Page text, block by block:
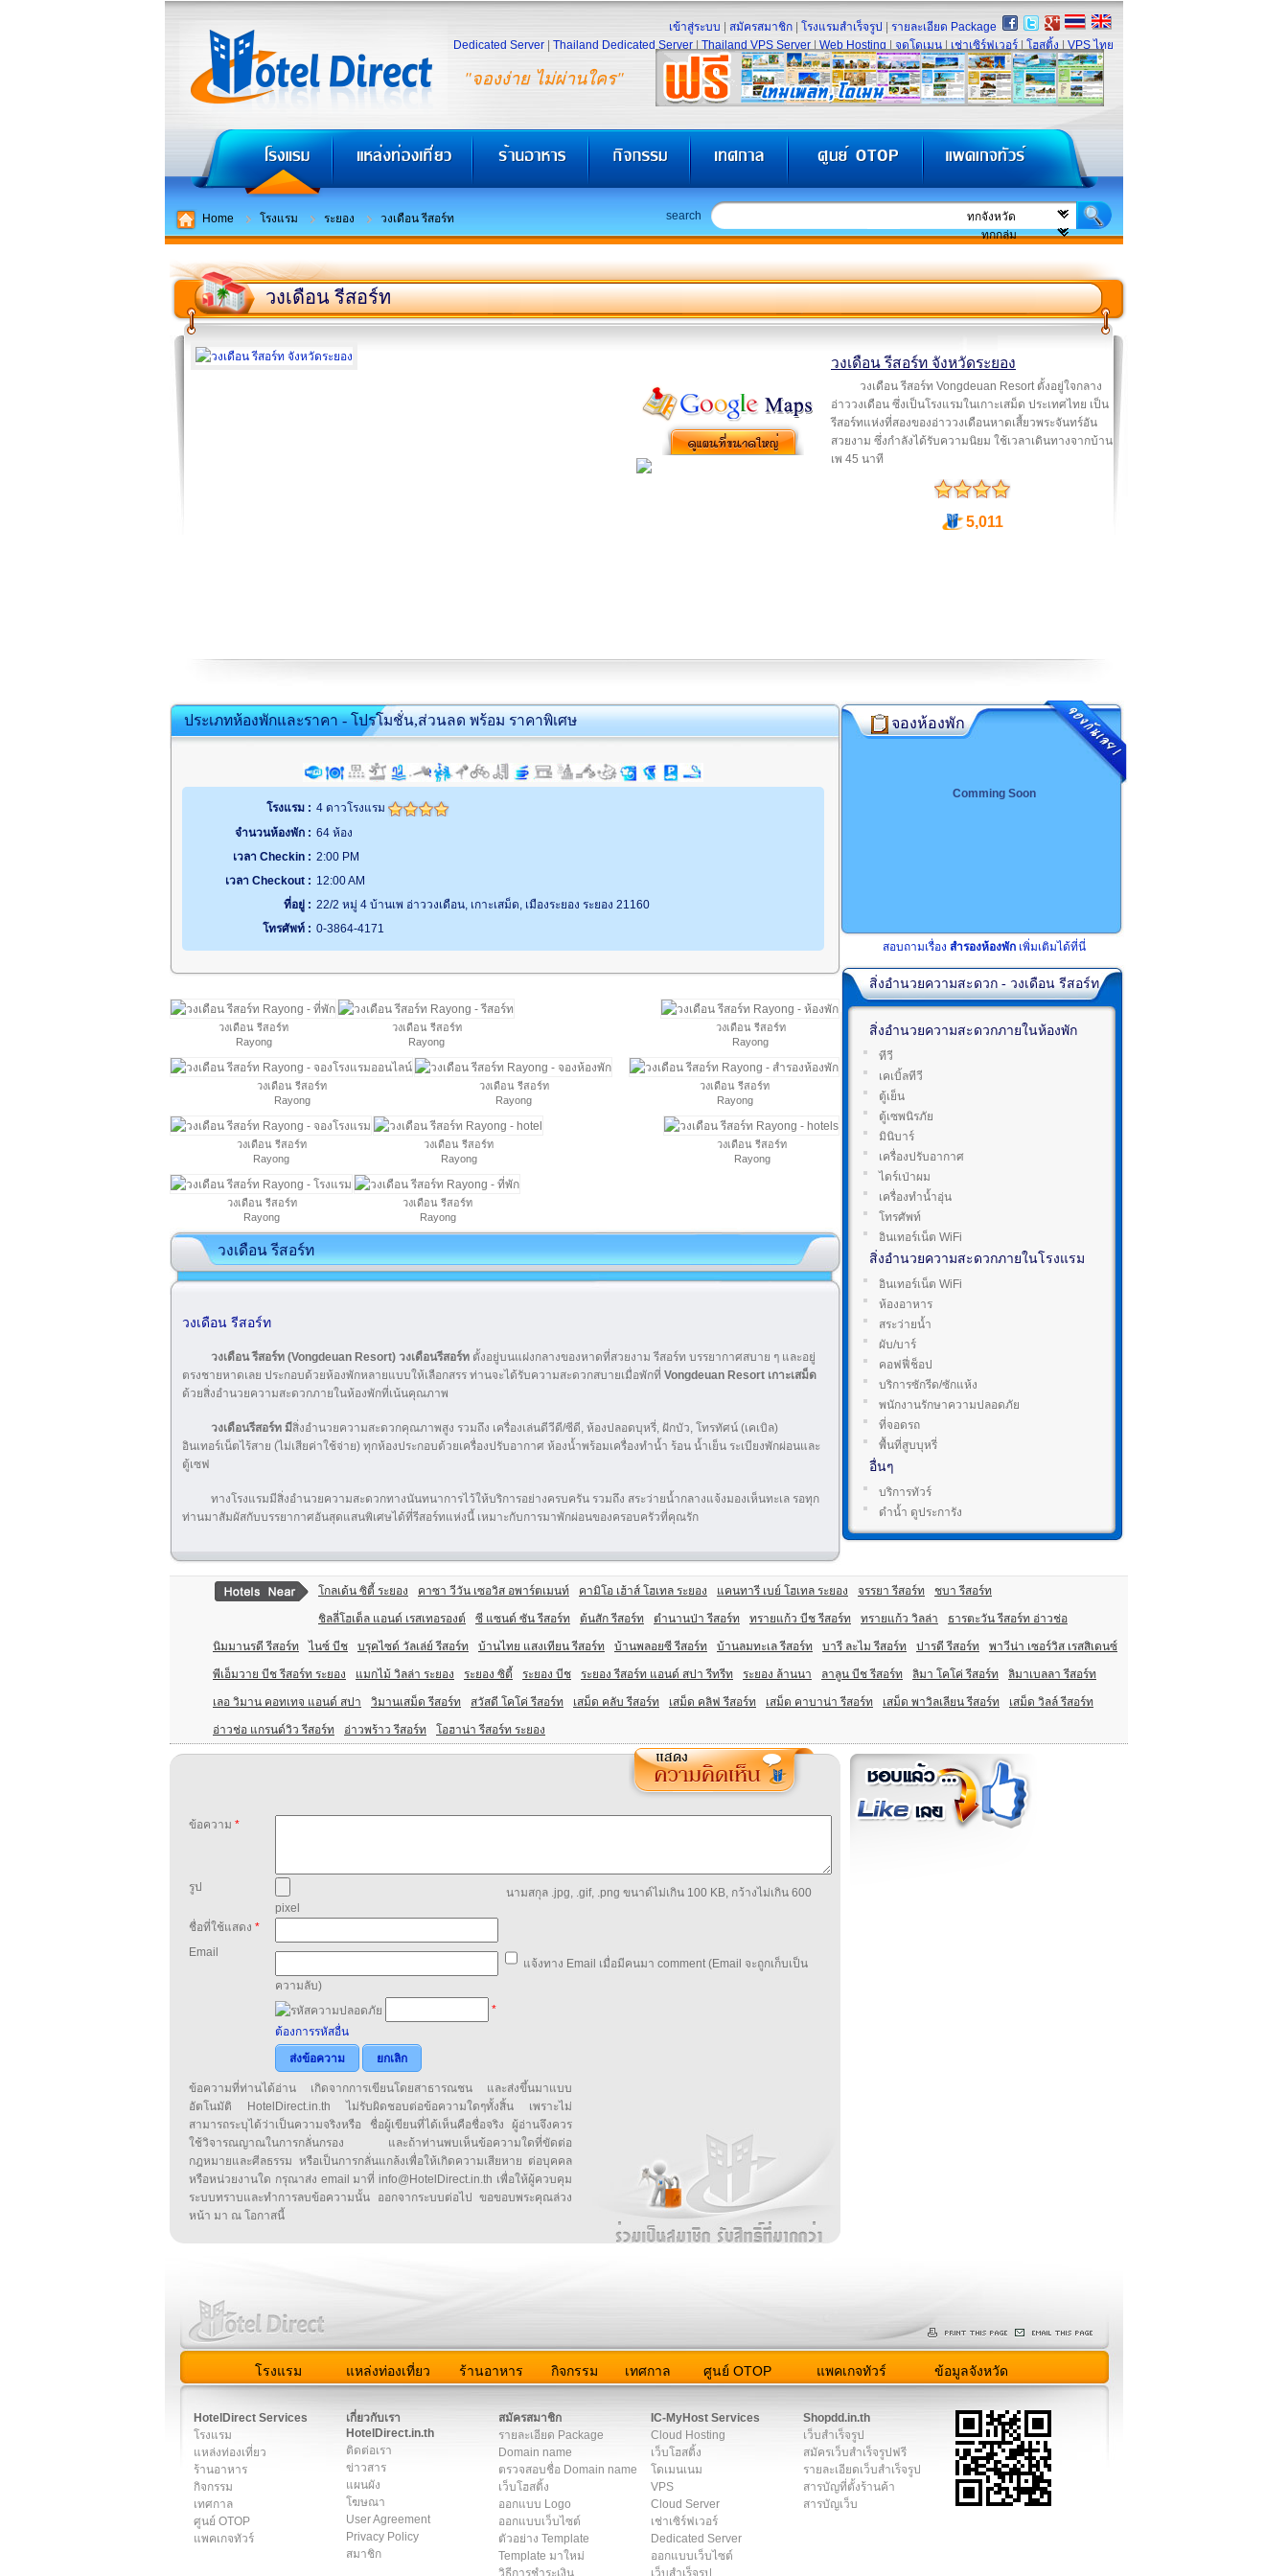
"จองง่าย ไม่ผ่านใคร"
เข้าสู่ระบบ สมัครสมาชิก โรงแรมสำเร็จรูป
รายละเอียด Package
Dedicated Server
Thailand Dedicated Server Thailand VPS Server Web Hosting จดโดเมน เช่าเซิร์ฟเวอร์ โฮสติ้ง VPS ไทย
Home โรงแรม ระยอง วงเดือน รีสอร์ท search
วงเดือน รีสอร์ท
วงเดือน รีสอร์ท จังหวัดระยอง
วงเดือน รีสอร์ท Vongdeuan Resort ตั้งอยู่ใจกลาง
อ่าววงเดือน ซึ่งเป็นโรงแรมในเกาะเสม็ด ประเทศไทย เป็น
รีสอร์ทแห่งที่สองของอ่าววงเดือนหาดเสี้ยวพระจันทร์อัน
สวยงาม ซึ่งกำลังได้รับความนิยม ใช้เวลาเดินทางจากบ้าน
เพ 45 นาที
5,011
ประเภทห้องพักและราคา - โปรโมชั่น,ส่วนลด พร้อม ราคาพิเศษ
โรงแรม : 4 ดาวโรงแรม
จำนวนห้องพัก : 64 ห้อง
เวลา Checkin : 2:00 PM
เวลา Checkout : 12:00 AM
ที่อยู่ : 22/2 หมู่ 4 บ้านเพ อ่าววงเดือน, เกาะเสม็ด, เมืองระยอง ระยอง 21160
โทรศัพท์ : 0-3864-4171
วงเดือน รีสอร์ท
Rayong
วงเดือน รีสอร์ท
Rayong
วงเดือน รีสอร์ท
Rayong
วงเดือน รีสอร์ท
Rayong
วงเดือน รีสอร์ท
Rayong
วงเดือน รีสอร์ท
Rayong
วงเดือน รีสอร์ท
Rayong
วงเดือน รีสอร์ท
Rayong
วงเดือน รีสอร์ท
Rayong
วงเดือน รีสอร์ท
Rayong
วงเดือน รีสอร์ท
Rayong
วงเดือน รีสอร์ท
วงเดือน รีสอร์ท
วงเดือน รีสอร์ท (Vongdeuan Resort) วงเดือนรีสอร์ท ตั้งอยู่บนแฝงกลางของหาดที่สวยงาม รีสอร์ท บรรยากาศสบาย ๆ และอยู่
ตรงชายหาดเลย ประกอบด้วยห้องพักหลายแบบให้เลือกสรร ท่านจะได้รับความสะดวกสบายเมื่อพักที่ Vongdeuan Resort เกาะเสม็ด
ด้วยสิ่งอำนวยความสะดวกภายในห้องพักที่เน้นคุณภาพ
วงเดือนรีสอร์ท มีสิ่งอำนวยความสะดวกคุณภาพสูง รวมถึง เครื่องเล่นดีวีดี/ซีดี, ห้องปลอดบุหรี่, ฝักบัว, โทรทัศน์ (เคเบิล)
อินเทอร์เน็ตไร้สาย (ไม่เสียค่าใช้จ่าย) ทุกห้องประกอบด้วยเครื่องปรับอากาศ ห้องน้ำพร้อมเครื่องทำน้ำ ร้อน น้ำเย็น ระเบียงพักผ่อนและ
ตู้เซฟ
ทางโรงแรมมีสิ่งอำนวยความสะดวกทางนันทนาการไว้ให้บริการอย่างครบครัน รวมถึง สระว่ายน้ำกลางแจ้งมองเห็นทะเล รอทุก
ท่านมาสัมผัสกับบรรยากาศอันสุดแสนพิเศษได้ที่รีสอร์ทแห่งนี้ เหมาะกับการมาพักผ่อนของครอบครัวที่คุณรัก
จองห้องพัก
Comming Soon
สอบถามเรื่อง สำรองห้องพัก เพิ่มเติมได้ที่นี่
สิ่งอำนวยความสะดวก - วงเดือน รีสอร์ท
สิ่งอำนวยความสะดวกภายในห้องพัก
ทีวี
เคเบิ้ลทีวี
ตู้เย็น
ตู้เซพนิรภัย
มินิบาร์
เครื่องปรับอากาศ
ไดร์เป่าผม
เครื่องทำน้ำอุ่น
โทรศัพท์
อินเทอร์เน็ต WiFi
สิ่งอำนวยความสะดวกภายในโรงแรม
อินเทอร์เน็ต WiFi
ห้องอาหาร
สระว่ายน้ำ
ผับ/บาร์
คอฟฟี่ช็อป
บริการซักรีด/ซักแห้ง
พนักงานรักษาความปลอดภัย
ที่จอดรถ
พื้นที่สูบบุหรี่
อื่นๆ
บริการทัวร์
ดำน้ำ ดูประการัง
โกลเด้น ซิตี้ ระยอง คาซา วีวัน เซอวิส อพาร์ตเมนท์ คามิโอ เฮ้าส์ โฮเทล ระยอง แคนทารี เบย์ โฮเทล ระยอง จรรยา รีสอร์ท ชบา รีสอร์ท
ชิลลี่โฮเต็ล แอนด์ เรสเทอรองต์ ซี แซนด์ ซัน รีสอร์ท ต้นสัก รีสอร์ท ตำนานป่า รีสอร์ท ทรายแก้ว บีช รีสอร์ท ทรายแก้ว วิลล่า ธารตะวัน รีสอร์ท อ่าวช่อ
นิมมานรดี รีสอร์ท ไนซ์ บีช บรุคไซด์ วัลเล่ย์ รีสอร์ท บ้านไทย แสงเทียน รีสอร์ท บ้านพลอยซี รีสอร์ท บ้านลมทะเล รีสอร์ท บารี ละไม รีสอร์ท ปารดี รีสอร์ท พาวีน่า เซอร์วิส เรสสิเดนซ์
พีเอ็มวาย บีช รีสอร์ท ระยอง แมกไม้ วิลล่า ระยอง ระยอง ซิตี้ ระยอง บีช ระยอง รีสอร์ท แอนด์ สปา รีทรีท ระยอง ล้านนา ลาลูน บีช รีสอร์ท ลิมา โคโค่ รีสอร์ท ลิมาเบลลา รีสอร์ท
เลอ วิมาน คอทเทจ แอนด์ สปา วิมานเสม็ด รีสอร์ท สวัสดี โคโค่ รีสอร์ท เสม็ด คลับ รีสอร์ท เสม็ด คลิฟ รีสอร์ท เสม็ด คาบาน่า รีสอร์ท เสม็ด พาวิลเลียน รีสอร์ท เสม็ด วิลล์ รีสอร์ท
อ่าวช่อ แกรนด์วิว รีสอร์ท อ่าวพร้าว รีสอร์ท โอฮาน่า รีสอร์ท ระยอง
ข้อความ *
รูป
นามสกุล .jpg, .gif, .png ขนาด์ไม่เกิน 100 KB, กว้างไม่เกิน 600
pixel
ชื่อที่ใช้แสดง *
Email
แจ้งทาง Email เมื่อมีคนมา comment (Email จะถูกเก็บเป็น
ความลับ)
*
ต้องการรหัสอื่น
ส่งข้อความ
ยกเลิก
ข้อความที่ท่านได้อ่าน เกิดจากการเขียนโดยสาธารณชน และส่งขึ้นมาแบบ
อัตโนมัติ HotelDirect.in.th ไม่รับผิดชอบต่อข้อความใดๆทั้งสิ้น เพราะไม่
สามารถระบุได้ว่าเป็นความจริงหรือ ชื่อผู้เขียนที่ได้เห็นคือชื่อจริง ผู้อ่านจึงควร
ใช้วิจารณญาณในการกลั่นกรอง และถ้าท่านพบเห็นข้อความใดที่ขัดต่อ
กฎหมายและศีลธรรม หรือเป็นการกลั่นแกล้งเพื่อให้เกิดความเสียหาย ต่อบุคคล
หรือหน่วยงานใด กรุณาส่ง email มาที่ info@HotelDirect.in.th เพื่อให้ผู้ควบคุม
ระบบทราบและทำการลบข้อความนั้น ออกจากระบบต่อไป ขอขอบพระคุณล่วง
หน้า มา ณ โอกาสนี้
โรงแรม แหล่งท่องเที่ยว ร้านอาหาร กิจกรรม เทศกาล ศูนย์ OTOP แพคเกจทัวร์ ข้อมูลจังหวัด
HotelDirect Services
โรงแรม
แหล่งท่องเที่ยว
ร้านอาหาร
กิจกรรม
เทศกาล
ศูนย์ OTOP
แพคเกจทัวร์
เกี่ยวกับเรา
HotelDirect.in.th
ติดต่อเรา
ข่าวสาร
แผนผัง
โฆษณา
User Agreement
Privacy Policy
สมาชิก
สมัครสมาชิก
รายละเอียด Package
Domain name
ตรวจสอบชื่อ Domain name
เว็บโฮสติ้ง
ออกแบบ Logo
ออกแบบเว็บไซต์
ตัวอย่าง Template
Template มาใหม่
วิธีการชำระเงิน
IC-MyHost Services
Cloud Hosting
เว็บโฮสติ้ง
โดเมนเนม
VPS
Cloud Server
เช่าเซิร์ฟเวอร์
Dedicated Server
ออกแบบเว็บไซต์
เว็บสำเร็จรูป
Shopdd.in.th
เว็บสำเร็จรูป
สมัครเว็บสำเร็จรูปฟรี
รายละเอียดเว็บสำเร็จรูป
สารบัญที่ตั้งร้านค้า
สารบัญเว็บ